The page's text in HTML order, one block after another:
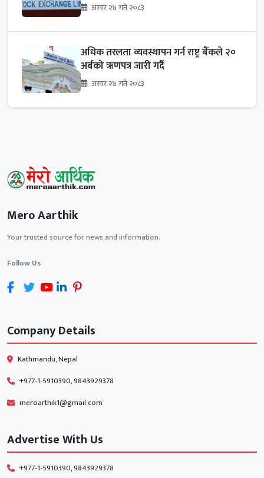
असार २४ गते २०८३
अधिक तरलता व्यवस्थापन गर्न राष्ट्र बैंकले २०
अर्बको ऋणपत्र जारी गर्दै
असार २४ गते २०८३
Mero Aarthik
Your trusted source for news and information.
Follow Us
Company Details
Kathmandu, Nepal
+977-1-5910390, 9843929378
meroarthik1@gmail.com
Advertise With Us
+977-1-5910390, 9843929378